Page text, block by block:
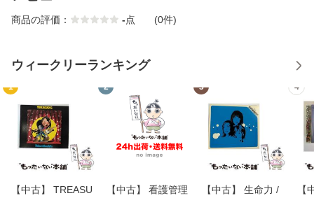
商品の評価： -点 (0件)
ウィークリーランキング
1
【中古】 TREASU
2
【中古】 看護管理
3
【中古】 生命力 /
4
【